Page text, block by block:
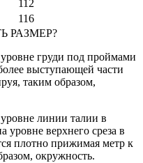
112
116
РАЗМЕР?
груди под проймами
выступающей части
таким образом,
линии талии в
уровне верхнего среза в
плотно прижимая метр к
окружность.